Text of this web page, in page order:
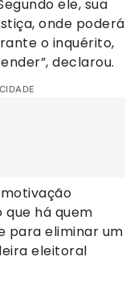
ele, sua
onde poderá
o inquérito,
declarou.
que há quem
para eliminar um
eleitoral